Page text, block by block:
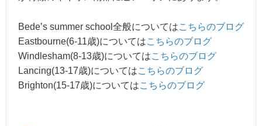
Bede’s summer school全般についてはこちらのブログ
Eastbourne(6-11歳)についてはこちらのブログ
Windlesham(8-13歳)についてはこちらのブログ
Lancing(13-17歳)についてはこちらのブログ
Brighton(15-17歳)についてはこちらのブログ